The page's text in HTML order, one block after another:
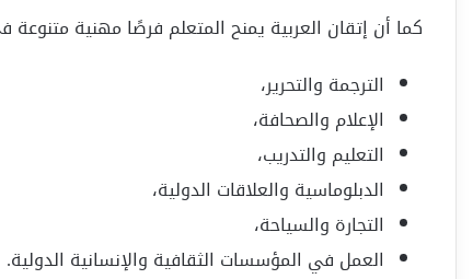
كما أن إتقان العربية يمنح المتعلم فرصًا مهنية متنوعة
الترجمة والتحرير،
الإعلام والصحافة،
التعليم والتدريب،
الدبلوماسية والعلاقات الدولية،
التجارة والسياحة،
العمل في المؤسسات الثقافية والإنسانية الدولية.